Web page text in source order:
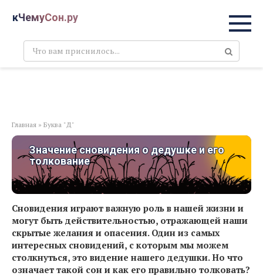
кЧемуСон.ру
Поиск:
Главная » Буква "Д"
Значение сновидения о дедушке и его
толкование
Сновидения играют важную роль в нашей жизни и
могут быть действительностью, отражающей наши
скрытые желания и опасения. Один из самых
интересных сновидений, с которым мы можем
столкнуться, это видение нашего дедушки. Но что
означает такой сон и как его правильно толковать?